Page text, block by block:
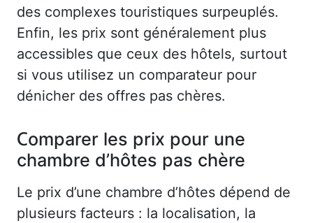
des complexes touristiques surpeuplés.
Enfin, les prix sont généralement plus
accessibles que ceux des hôtels, surtout
si vous utilisez un comparateur pour
dénicher des offres pas chères.
Comparer les prix pour une
chambre d’hôtes pas chère
Le prix d’une chambre d’hôtes dépend de
plusieurs facteurs : la localisation, la